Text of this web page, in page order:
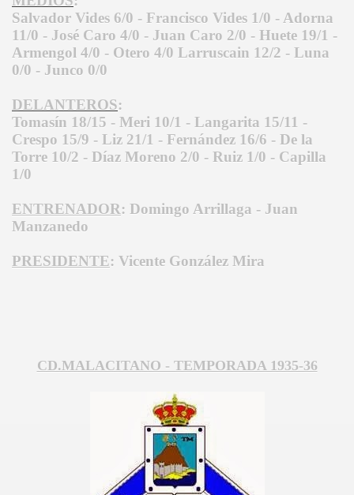
Salvador Vides 6/0 - Francisco Vides 1/0 - Adorna
11/0 - José Caro 4/0 - Juan Caro 2/0 - Huete 19/1 -
Armengol 4/0 - Otero 4/0 Larruscain 12/2 - Luna
0/0 - Junco 0/0
DELANTEROS:
Tomasín 18/15 - Meri 10/1 - Langarita 15/11 -
Crespo 15/9 - Liz 21/1 - Fernández 16/6 - De la
Torre 10/2 - Díaz Moreno 2/0 - Ruiz 1/0 - Capilla
1/0
ENTRENADOR: Domingo Arrillaga - Juan
Manzanedo
PRESIDENTE: Vicente González Mira
CD.MALACITANO - TEMPORADA 1935-36